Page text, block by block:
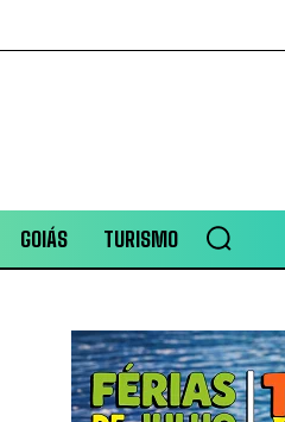
GOIÁS TURISMO